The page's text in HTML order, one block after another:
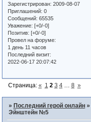
Зарегистрирован: 2009-08-07
Приглашений: 0
Сообщений: 65535
Уважение: [+0/-0]
Позитив: [+0/-0]
Провел на форуме:
1 день 11 часов
Последний визит:
2022-06-17 20:07:42
Страница: « 1 2 3 4 … 8 »
» Последний герой онлайн »
Эйнштейн №5